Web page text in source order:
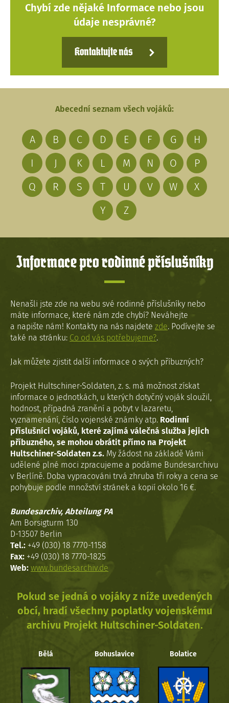
Chybí zde nějaké Informace nebo jsou
údaje nesprávné?
Kontaktujte nás
Abecední seznam všech vojáků:
A B C D E F G
H
I
J K L M N O
P
Q
R S T U V W
X
Y
Z
Informace pro rodinné příslušníky
Nenašli jste zde na webu své rodinné příslušníky nebo
máte informace, které nám zde chybí? Neváhejte
a napište nám! Kontakty na nás najdete zde. Podívejte se
také na stránku: Co od vás potřebujeme?.
Jak můžete zjistit další informace o svých příbuzných?
Projekt Hultschiner-Soldaten, z. s. má možnost získat
informace o jednotkách, u kterých dotyčný voják sloužil,
hodnost, případná zranění a pobyt v lazaretu,
vyznamenání, číslo vojenské známky atp. Rodinní
příslušníci vojáků, které zajímá válečná služba jejich
příbuzného, se mohou obrátit přímo na Projekt
Hultschiner-Soldaten z.s. My žádost na základě Vámi
udělené plné moci zpracujeme a podáme Bundesarchivu
v Berlíně. Doba vypracováni trvá zhruba tři roky a cena se
pohybuje podle množství stránek a kopií okolo 16 €.
Bundesarchiv, Abteilung PA
Am Borsigturm 130
D-13507 Berlin
Tel.: +49 (030) 18 7770-1158
Fax: +49 (030) 18 7770-1825
Web: www.bundesarchiv.de
Pokud se jedná o vojáky z níže uvedených
obcí, hradí všechny poplatky vojenskému
archivu Projekt Hultschiner-Soldaten.
Bělá Bohuslavice Bolatice